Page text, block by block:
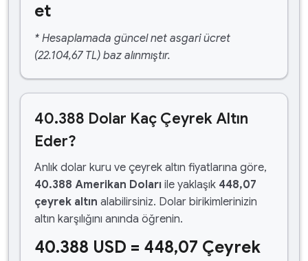
et
* Hesaplamada güncel net asgari ücret
(22.104,67 TL) baz alınmıştır.
40.388 Dolar Kaç Çeyrek Altın
Eder?
Anlık dolar kuru ve çeyrek altın fiyatlarına göre,
40.388 Amerikan Doları ile yaklaşık 448,07
çeyrek altın alabilirsiniz. Dolar birikimlerinizin
altın karşılığını anında öğrenin.
40.388 USD = 448,07 Çeyrek